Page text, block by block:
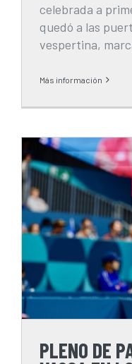
celebrada a
quedó a las
vespertina,
Más información
PLENO
VASCA
PLENO DE